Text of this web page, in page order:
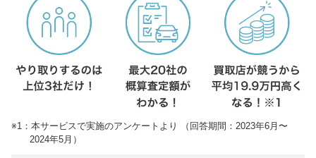
※1：本サービスで実施のアンケートより （回答期間：2023年6月〜
2024年5月）